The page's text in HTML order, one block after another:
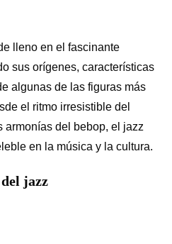
lleno en el fascinante
sus orígenes, características
algunas de las figuras más
el ritmo irresistible del
armonías del bebop, el jazz
en la música y la cultura.
jazz